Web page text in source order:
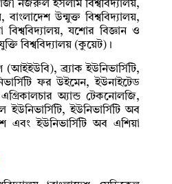
নজরুল ইসলাম বিশ্ববিদ্যালয়,
বাংলাদেশ উন্মুক্ত বিশ্ববিদ্যালয়,
বিশ্ববিদ্যালয়, যশোর বিজ্ঞান ও
বিশ্ববিদ্যালয় (কুয়েট)।
(আইইউবি), ব্র্যাক ইউনিভার্সিটি,
ফর উইমেন, ইউনাইটেড
এগ্রিকালচার অ্যান্ড টেকনোলজি,
ইউনিভার্সিটি অব
এবং ইউনিভার্সিটি অব এশিয়া